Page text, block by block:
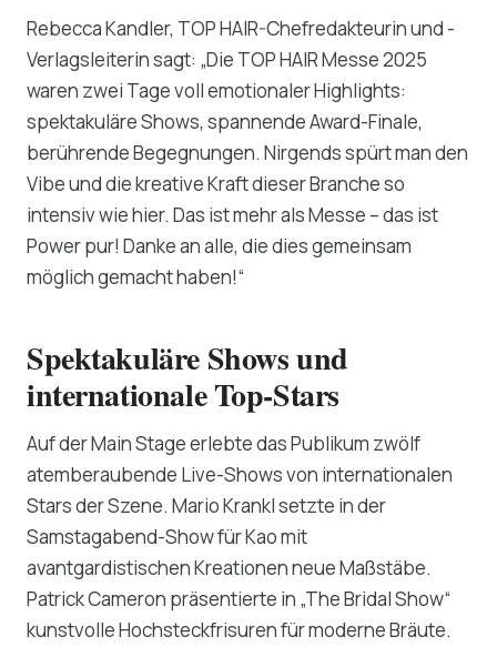
Rebecca Kandler, TOP HAIR-Chefredakteurin und -
Verlagsleiterin sagt: „Die TOP HAIR Messe 2025
waren zwei Tage voll emotionaler Highlights:
spektakuläre Shows, spannende Award-Finale,
berührende Begegnungen. Nirgends spürt man den
Vibe und die kreative Kraft dieser Branche so
intensiv wie hier. Das ist mehr als Messe – das ist
Power pur! Danke an alle, die dies gemeinsam
möglich gemacht haben!“
Spektakuläre Shows und
internationale Top-Stars
Auf der Main Stage erlebte das Publikum zwölf
atemberaubende Live-Shows von internationalen
Stars der Szene. Mario Krankl setzte in der
Samstagabend-Show für Kao mit
avantgardistischen Kreationen neue Maßstäbe.
Patrick Cameron präsentierte in „The Bridal Show“
kunstvolle Hochsteckfrisuren für moderne Bräute.